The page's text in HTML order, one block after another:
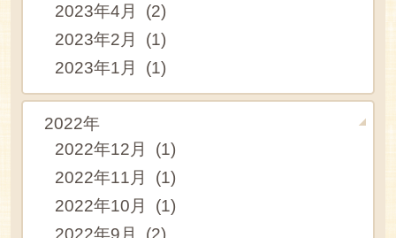
2023年4月 (2)
2023年2月 (1)
2023年1月 (1)
2022年
2022年12月 (1)
2022年11月 (1)
2022年10月 (1)
2022年9月 (2)